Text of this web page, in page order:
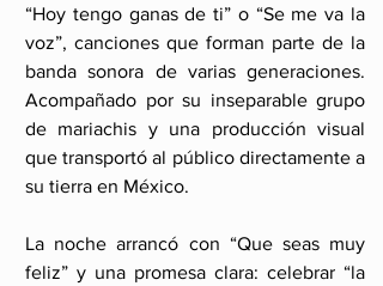
“Hoy tengo ganas de ti” o “Se me va la
voz”, canciones que forman parte de la
banda sonora de varias generaciones.
Acompañado por su inseparable grupo
de mariachis y una producción visual
que transportó al público directamente a
su tierra en México.
La noche arrancó con “Que seas muy
feliz” y una promesa clara: celebrar “la